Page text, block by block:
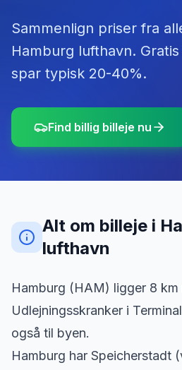
Sammenlign priser fra
Hamburg lufthavn.
spar typisk 20-40%.
Find billig billeje nu
Alt om billeje i
lufthavn
Hamburg (HAM) ligger 8
Udlejningsskranker i
også til byen.
Hamburg har Speicherstadt